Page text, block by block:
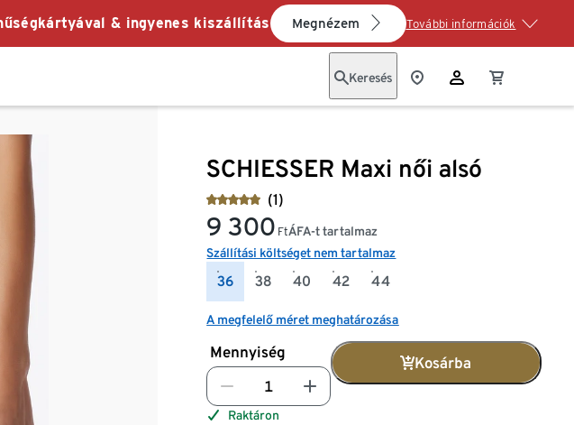
& ingyenes kiszállítás Megnézem További információk
Keresés
SCHIESSER Maxi női alsó
(1)
9 300 FtÁFA-t tartalmaz
Szállítási költséget nem tartalmaz
36 38 40 42 44
A megfelelő méret meghatározása
Mennyiség
Kosárba
Raktáron